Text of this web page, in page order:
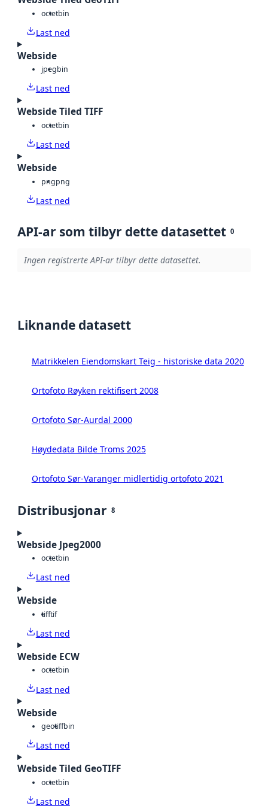
octetbin
Last ned
Webside
jpegbin
Last ned
Webside Tiled TIFF
octetbin
Last ned
Webside
pngpng
Last ned
API-ar som tilbyr dette datasettet 0
Ingen registrerte API-ar tilbyr dette datasettet.
Liknande datasett
Matrikkelen Eiendomskart Teig - historiske data 2020
Ortofoto Røyken rektifisert 2008
Ortofoto Sør-Aurdal 2000
Høydedata Bilde Troms 2025
Ortofoto Sør-Varanger midlertidig ortofoto 2021
Distribusjonar 8
Webside Jpeg2000
octetbin
Last ned
Webside
tifftif
Last ned
Webside ECW
octetbin
Last ned
Webside
geotiffbin
Last ned
Webside Tiled GeoTIFF
octetbin
Last ned